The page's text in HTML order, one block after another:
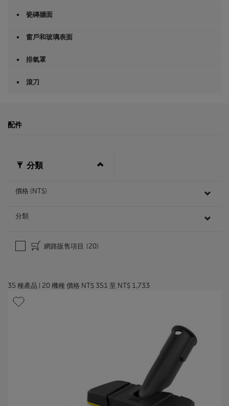
瓷磚牆面
窗戶和玻璃表面
排氣罩
滾刀
配件
分類
價格 (NT$)
分類
網路販售項目 (20)
35 種產品 | 20機種 價格 NT$ 351至 NT$ 1,733